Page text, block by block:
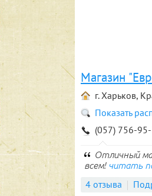
Магазин
г. Харьков,
Показать
(057) 756-
Отличный
всем! читать
4 отзыва